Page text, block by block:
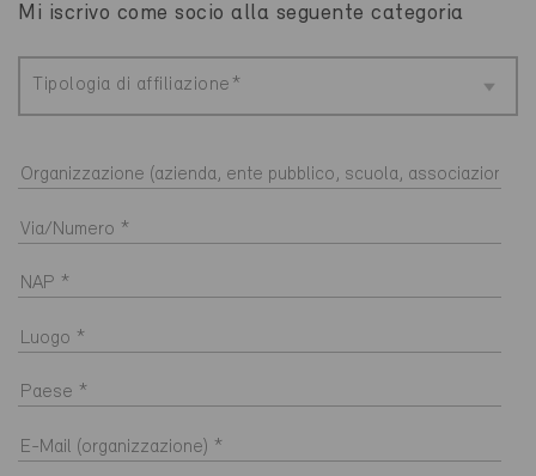
Mi iscrivo come socio alla seguente categoria
Tipologia di affiliazione*